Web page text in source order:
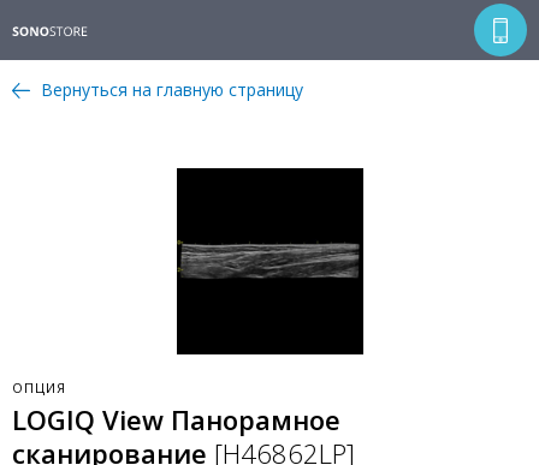
Вернуться на главную страницу
ОПЦИЯ
LOGIQ View Панорамное
сканирование [H46862LP]